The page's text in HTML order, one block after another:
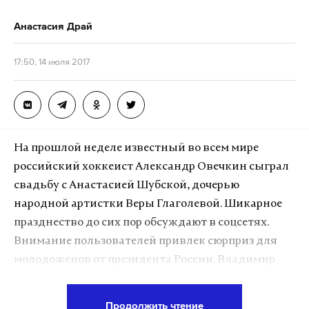
Анастасия Драй
17:50, 14 июля 2017
На прошлой неделе известный во всем мире
российский хоккеист Александр Овечкин сыграл
свадьбу с Анастасией Шубской, дочерью
народной артистки Веры Глаголевой. Шикарное
празднество до сих пор обсуждают в соцсетях.
Внимание пользователей привлек сюрприз для
молодоженов от президента России. Владимир
Продолжить чтение